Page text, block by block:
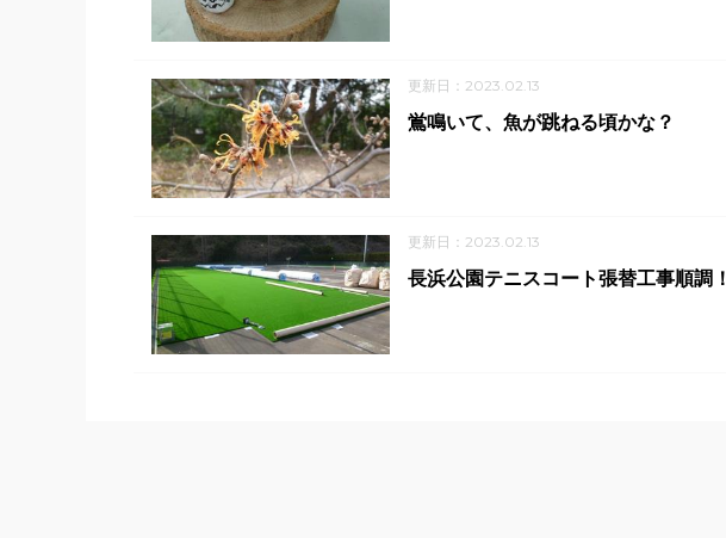
更新日：2023.02.13
鴬鳴いて、魚が跳ねる頃かな？
更新日：2023.02.13
長浜公園テニスコート張替工事順調！